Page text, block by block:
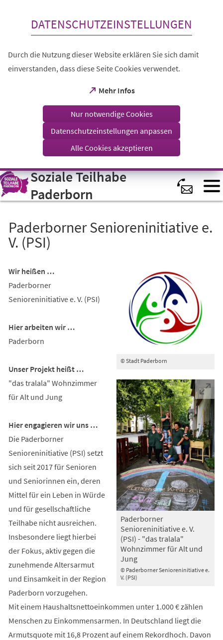
Visuelle
Assistenzsoftware
öffnen.
DATENSCHUTZEINSTELLUNGEN
Durch die Nutzung dieser Website erklären Sie sich damit
einverstanden, dass diese Seite Cookies verwendet.
Mehr Infos
(Öffnet
einem
Tab)
Nur notwendige Cookies
Datenschutzeinstellungen anpassen
Alle Cookies akzeptieren
Soziale Teilhabe
Paderborn
Paderborner Senioreninitiative e.
V. (PSI)
© Stadt Paderborn
© Paderborner Senioreninitiative e.
V. (PSI)
Paderborner
Senioreninitiative e. V.
(PSI) - "das tralala"
Wohnzimmer für Alt und
Jung
Wir heißen …
Paderborner
Senioreninitiative e. V. (PSI)
Hier arbeiten wir …
Paderborn
Unser Projekt heißt …
"das tralala" Wohnzimmer
für Alt und Jung
Hier engagieren wir uns …
Die Paderborner
Senioreninitiative (PSI) setzt
sich seit 2017 für Senioren
und Seniorinnen ein, deren
Mittel für ein Leben in Würde
und für gesellschaftliche
Teilhabe nicht ausreichen.
Insbesondere liegt hierbei
der Fokus, aktiv gegen die
zunehmende Altersarmut
und Einsamkeit in der Region
Paderborn vorzugehen.
Mit einem Haushaltsnettoeinkommen unter 1.000 € zählen
Menschen zu Einkommensarmen. In Deutschland liegt die
Armutsquote mit 16,8 Prozent auf einem Rekordhoch. Davon